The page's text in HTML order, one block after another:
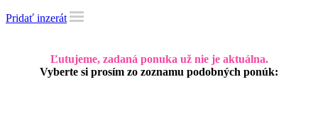
Pridať inzerát
Ľutujeme, zadaná ponuka už nie je aktuálna.
Vyberte si prosím zo zoznamu podobných ponúk: